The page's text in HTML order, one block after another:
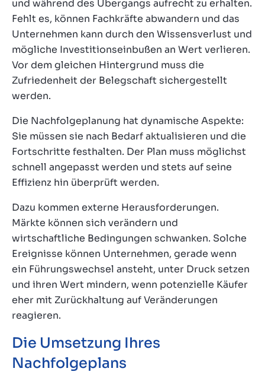
und während des Übergangs aufrecht zu erhalten.
Fehlt es, können Fachkräfte abwandern und das
Unternehmen kann durch den Wissensverlust und
mögliche Investitionseinbußen an Wert verlieren.
Vor dem gleichen Hintergrund muss die
Zufriedenheit der Belegschaft sichergestellt
werden.
Die Nachfolgeplanung hat dynamische Aspekte:
Sie müssen sie nach Bedarf aktualisieren und die
Fortschritte festhalten. Der Plan muss möglichst
schnell angepasst werden und stets auf seine
Effizienz hin überprüft werden.
Dazu kommen externe Herausforderungen.
Märkte können sich verändern und
wirtschaftliche Bedingungen schwanken. Solche
Ereignisse können Unternehmen, gerade wenn
ein Führungswechsel ansteht, unter Druck setzen
und ihren Wert mindern, wenn potenzielle Käufer
eher mit Zurückhaltung auf Veränderungen
reagieren.
Die Umsetzung Ihres
Nachfolgeplans